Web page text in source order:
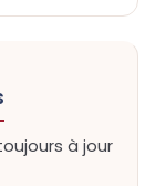
à jour